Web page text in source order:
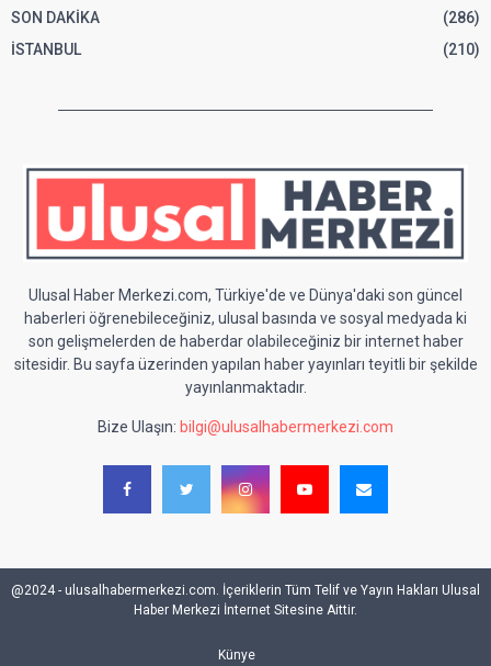
SON DAKİKA
(286)
İSTANBUL
(210)
Ulusal Haber Merkezi.com, Türkiye'de ve Dünya'daki son güncel
haberleri öğrenebileceğiniz, ulusal basında ve sosyal medyada ki
son gelişmelerden de haberdar olabileceğiniz bir internet haber
sitesidir. Bu sayfa üzerinden yapılan haber yayınları teyitli bir şekilde
yayınlanmaktadır.
Bize Ulaşın: bilgi@ulusalhabermerkezi.com
@2024 - ulusalhabermerkezi.com. İçeriklerin Tüm Telif ve Yayın Hakları Ulusal
Haber Merkezi İnternet Sitesine Aittir.
Künye